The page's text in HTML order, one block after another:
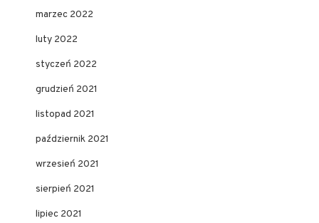
marzec 2022
luty 2022
styczeń 2022
grudzień 2021
listopad 2021
październik 2021
wrzesień 2021
sierpień 2021
lipiec 2021